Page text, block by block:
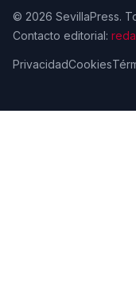
© 2026 SevillaPress.
Contacto editorial:
PrivacidadCookies